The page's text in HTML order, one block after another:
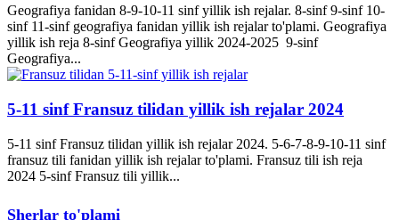
Geografiya fanidan 8-9-10-11 sinf yillik ish rejalar. 8-sinf 9-sinf 10-
sinf 11-sinf geografiya fanidan yillik ish rejalar to'plami. Geografiya
yillik ish reja 8-sinf Geografiya yillik 2024-2025 9-sinf
Geografiya...
5-11 sinf Fransuz tilidan yillik ish rejalar 2024
5-11 sinf Fransuz tilidan yillik ish rejalar 2024. 5-6-7-8-9-10-11 sinf
fransuz tili fanidan yillik ish rejalar to'plami. Fransuz tili ish reja
2024 5-sinf Fransuz tili yillik...
Sherlar to'plami